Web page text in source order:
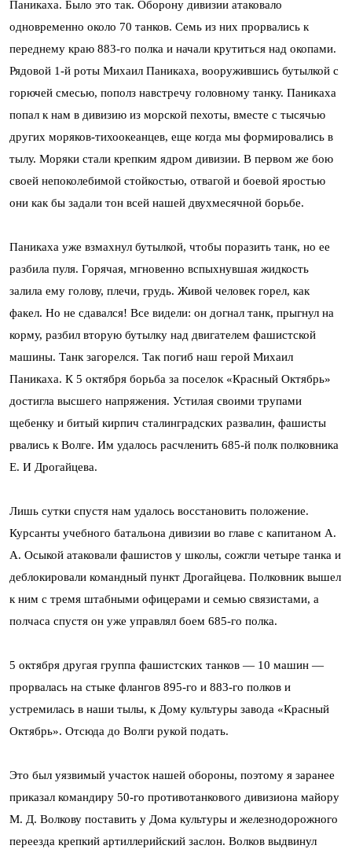
Паникаха. Было это так. Оборону дивизии атаковало
одновременно около 70 танков. Семь из них прорвались к
переднему краю 883-го полка и начали крутиться над окопами.
Рядовой 1-й роты Михаил Паникаха, вооружившись бутылкой с
горючей смесью, пополз навстречу головному танку. Паникаха
попал к нам в дивизию из морской пехоты, вместе с тысячью
других моряков-тихоокеанцев, еще когда мы формировались в
тылу. Моряки стали крепким ядром дивизии. В первом же бою
своей непоколебимой стойкостью, отвагой и боевой яростью
они как бы задали тон всей нашей двухмесячной борьбе.
Паникаха уже взмахнул бутылкой, чтобы поразить танк, но ее
разбила пуля. Горячая, мгновенно вспыхнувшая жидкость
залила ему голову, плечи, грудь. Живой человек горел, как
факел. Но не сдавался! Все видели: он догнал танк, прыгнул на
корму, разбил вторую бутылку над двигателем фашистской
машины. Танк загорелся. Так погиб наш герой Михаил
Паникаха. К 5 октября борьба за поселок «Красный Октябрь»
достигла высшего напряжения. Устилая своими трупами
щебенку и битый кирпич сталинградских развалин, фашисты
рвались к Волге. Им удалось расчленить 685-й полк полковника
Е. И Дрогайцева.
Лишь сутки спустя нам удалось восстановить положение.
Курсанты учебного батальона дивизии во главе с капитаном А.
А. Осыкой атаковали фашистов у школы, сожгли четыре танка и
деблокировали командный пункт Дрогайцева. Полковник вышел
к ним с тремя штабными офицерами и семью связистами, а
полчаса спустя он уже управлял боем 685-го полка.
5 октября другая группа фашистских танков — 10 машин —
прорвалась на стыке флангов 895-го и 883-го полков и
устремилась в наши тылы, к Дому культуры завода «Красный
Октябрь». Отсюда до Волги рукой подать.
Это был уязвимый участок нашей обороны, поэтому я заранее
приказал командиру 50-го противотанкового дивизиона майору
М. Д. Волкову поставить у Дома культуры и железнодорожного
переезда крепкий артиллерийский заслон. Волков выдвинул